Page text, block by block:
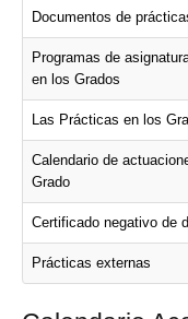
Documentos de
Programas de
en los Grados
Las Prácticas en los
Calendario de
Grado
Certificado negativo de
Prácticas externas